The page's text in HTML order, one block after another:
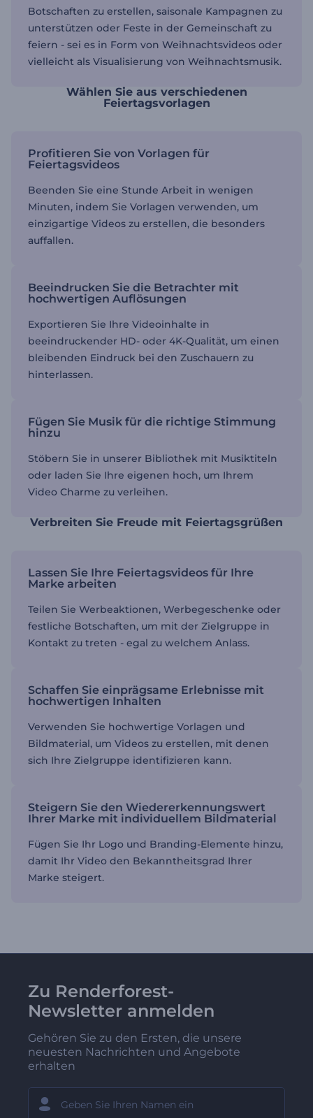
Botschaften zu erstellen, saisonale Kampagnen zu
unterstützen oder Feste in der Gemeinschaft zu
feiern - sei es in Form von Weihnachtsvideos oder
vielleicht als Visualisierung von Weihnachtsmusik.
Wählen Sie aus verschiedenen
Feiertagsvorlagen
Profitieren Sie von Vorlagen für
Feiertagsvideos
Beenden Sie eine Stunde Arbeit in wenigen
Minuten, indem Sie Vorlagen verwenden, um
einzigartige Videos zu erstellen, die besonders
auffallen.
Beeindrucken Sie die Betrachter mit
hochwertigen Auflösungen
Exportieren Sie Ihre Videoinhalte in
beeindruckender HD- oder 4K-Qualität, um einen
bleibenden Eindruck bei den Zuschauern zu
hinterlassen.
Fügen Sie Musik für die richtige Stimmung
hinzu
Stöbern Sie in unserer Bibliothek mit Musiktiteln
oder laden Sie Ihre eigenen hoch, um Ihrem
Video Charme zu verleihen.
Verbreiten Sie Freude mit Feiertagsgrüßen
Lassen Sie Ihre Feiertagsvideos für Ihre
Marke arbeiten
Teilen Sie Werbeaktionen, Werbegeschenke oder
festliche Botschaften, um mit der Zielgruppe in
Kontakt zu treten - egal zu welchem Anlass.
Schaffen Sie einprägsame Erlebnisse mit
hochwertigen Inhalten
Verwenden Sie hochwertige Vorlagen und
Bildmaterial, um Videos zu erstellen, mit denen
sich Ihre Zielgruppe identifizieren kann.
Steigern Sie den Wiedererkennungswert
Ihrer Marke mit individuellem Bildmaterial
Fügen Sie Ihr Logo und Branding-Elemente hinzu,
damit Ihr Video den Bekanntheitsgrad Ihrer
Marke steigert.
Zu Renderforest-
Newsletter anmelden
Gehören Sie zu den Ersten, die unsere
neuesten Nachrichten und Angebote
erhalten